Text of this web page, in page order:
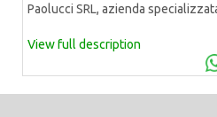
Paolucci SRL, azienda
View full description